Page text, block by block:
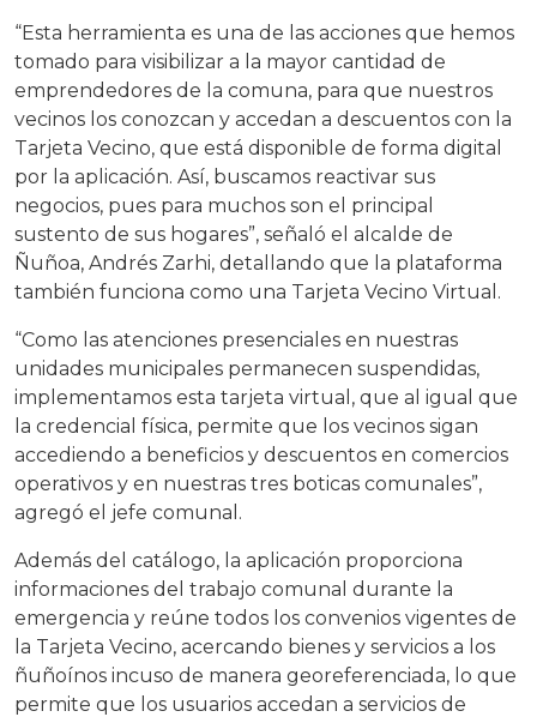
“Esta herramienta es una de las acciones que hemos
tomado para visibilizar a la mayor cantidad de
emprendedores de la comuna, para que nuestros
vecinos los conozcan y accedan a descuentos con la
Tarjeta Vecino, que está disponible de forma digital
por la aplicación. Así, buscamos reactivar sus
negocios, pues para muchos son el principal
sustento de sus hogares”, señaló el alcalde de
Ñuñoa, Andrés Zarhi, detallando que la plataforma
también funciona como una Tarjeta Vecino Virtual.
“Como las atenciones presenciales en nuestras
unidades municipales permanecen suspendidas,
implementamos esta tarjeta virtual, que al igual que
la credencial física, permite que los vecinos sigan
accediendo a beneficios y descuentos en comercios
operativos y en nuestras tres boticas comunales”,
agregó el jefe comunal.
Además del catálogo, la aplicación proporciona
informaciones del trabajo comunal durante la
emergencia y reúne todos los convenios vigentes de
la Tarjeta Vecino, acercando bienes y servicios a los
ñuñoínos incuso de manera georeferenciada, lo que
permite que los usuarios accedan a servicios de